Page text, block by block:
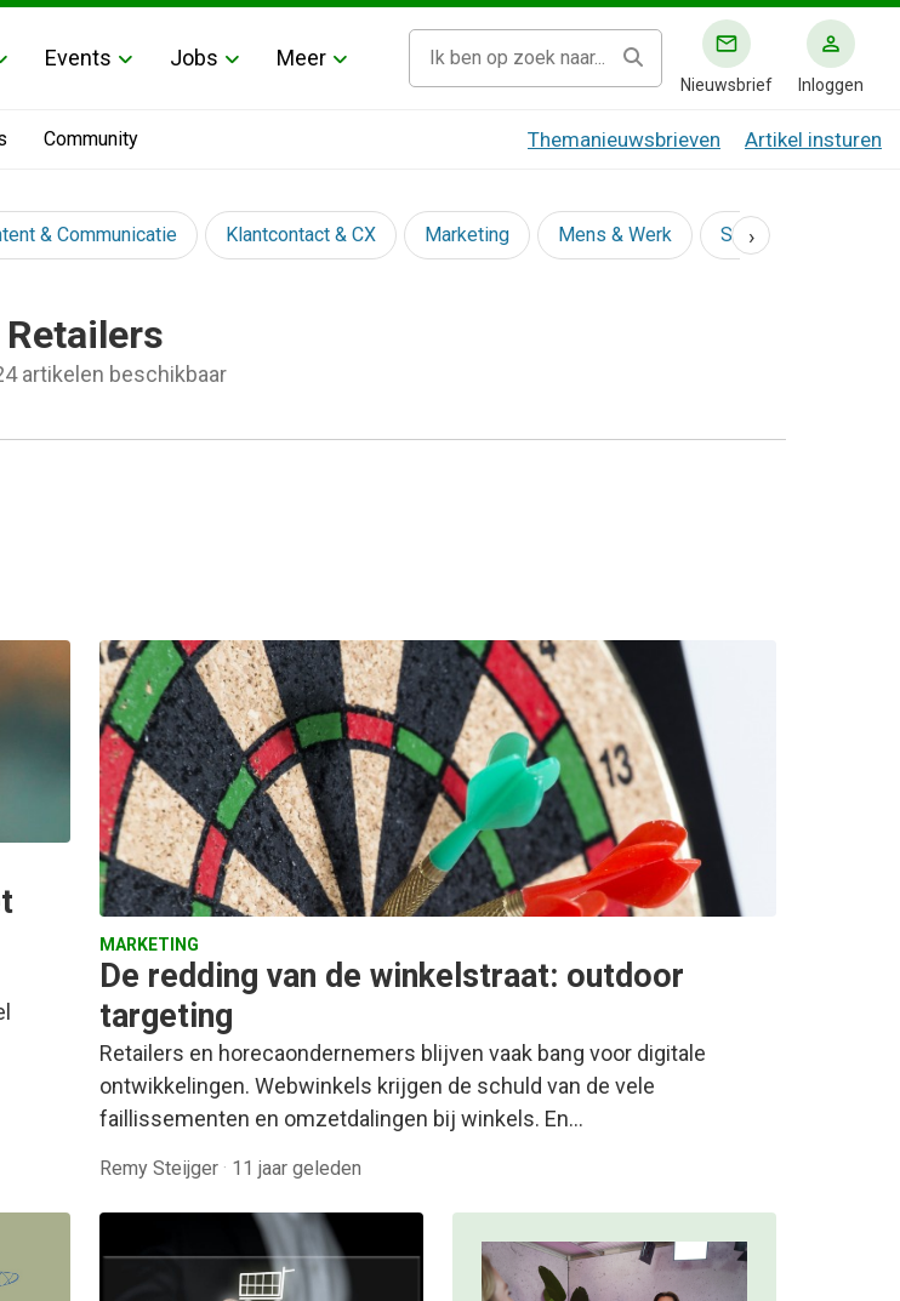
Events Jobs Meer
Nieuwsbrief Inloggen
Community Themanieuwsbrieven Artikel insturen
& Communicatie Klantcontact & CX Marketing Mens & Werk Social
›
Retailers
artikelen beschikbaar
MARKETING
De redding van de winkelstraat: outdoor
targeting
Retailers en horecaondernemers blijven vaak bang voor digitale
ontwikkelingen. Webwinkels krijgen de schuld van de vele
faillissementen en omzetdalingen bij winkels. En…
Remy Steijger · 11 jaar geleden